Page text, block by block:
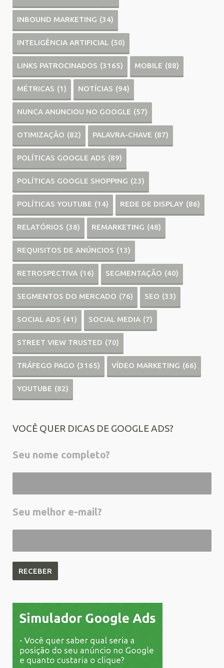
INBOUND MARKETING (34)
INTELIGÊNCIA ARTIFICIAL (50)
LINKS PATROCINADOS (3165) MOBILE (88)
MÉTRICAS (1) NOTÍCIAS (94)
NUNCA ANUNCIOU NO GOOGLE (57)
OTIMIZAÇÃO (82) PALAVRA-CHAVE (87)
POLÍTICAS GOOGLE ADS (89)
POLÍTICAS GOOGLE SHOPPING (23)
POLÍTICAS YOUTUBE (14) REDE DE DISPLAY (86)
RELATÓRIOS (38) REMARKETING (48)
REQUISITOS DE ANÚNCIOS (13)
RETROSPECTIVA (16) SEGMENTAÇÃO (40)
SEGMENTOS DO MERCADO (76) SEO (33)
SOCIAL ADS (41) SOCIAL MEDIA (7)
STREET VIEW TRUSTED (70)
TRÁFEGO PAGO (3165) VÍDEO MARKETING (66)
YOUTUBE (82)
VOCÊ QUER DICAS DE GOOGLE ADS?
Seu nome completo?
Seu melhor e-mail?